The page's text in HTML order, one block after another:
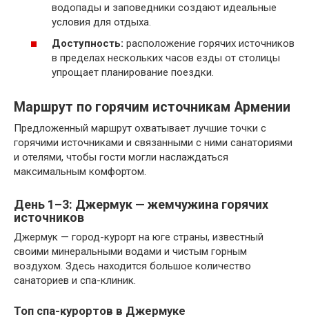
водопады и заповедники создают идеальные
условия для отдыха.
Доступность: расположение горячих источников
в пределах нескольких часов езды от столицы
упрощает планирование поездки.
Маршрут по горячим источникам Армении
Предложенный маршрут охватывает лучшие точки с
горячими источниками и связанными с ними санаториями
и отелями, чтобы гости могли наслаждаться
максимальным комфортом.
День 1–3: Джермук — жемчужина горячих
источников
Джермук — город-курорт на юге страны, известный
своими минеральными водами и чистым горным
воздухом. Здесь находится большое количество
санаториев и спа-клиник.
Топ спа-курортов в Джермуке